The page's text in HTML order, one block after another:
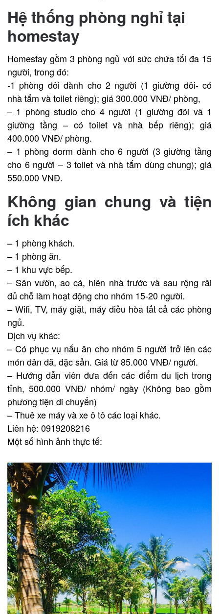
Hệ thống phòng nghỉ tại
homestay
Homestay gồm 3 phòng ngủ với sức chứa tối đa 15
người, trong đó:
-1 phòng đôi dành cho 2 người (1 giường đôi- có
nhà tắm và toilet riêng); giá 300.000 VNĐ/ phòng,
– 1 phòng studio cho 4 người (1 giường đôi và 1
giường tầng – có toilet và nhà bếp riêng); giá
400.000 VNĐ/ phòng.
– 1 phòng dorm dành cho 6 người (3 giường tầng
cho 6 người – 3 toilet và nhà tắm dùng chung); giá
550.000 VNĐ.
Không gian chung và tiện
ích khác
– 1 phòng khách.
– 1 phòng ăn.
– 1 khu vực bếp.
– Sân vườn, ao cá, hiên nhà trước và sau rộng rãi
đủ chỗ làm hoạt động cho nhóm 15-20 người.
– Wifi, TV, máy giặt, máy điều hòa tất cả các phòng
ngủ.
Dịch vụ khác:
– Có phục vụ nấu ăn cho nhóm 5 người trở lên các
món dân dã, đặc sản. Giá từ 85.000 VNĐ/ người.
– Hướng dẫn viên đưa đến các điểm du lịch trong
tỉnh, 500.000 VNĐ/ nhóm/ ngày (Không bao gồm
phương tiện di chuyển)
– Thuê xe máy và xe ô tô các loại khác.
Liên hệ: 0919208216
Một số hình ảnh thực tế: